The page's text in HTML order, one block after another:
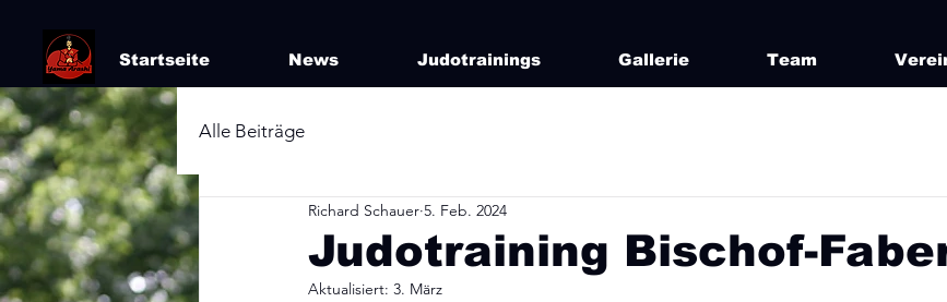
Startseite News Judotrainings Gallerie Team
Alle Beiträge
Judotraining Bischof-
Richard Schauer 5. Feb. 2024
Aktualisiert: 3. März